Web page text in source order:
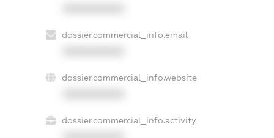
dossier.commercial_info.email
dossier.commercial_info.website
dossier.commercial_info.activity